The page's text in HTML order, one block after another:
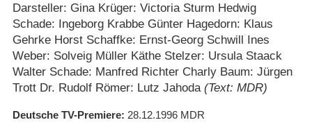
Darsteller: Gina Krüger: Victoria Sturm Hedwig
Schade: Ingeborg Krabbe Günter Hagedorn: Klaus
Gehrke Horst Schaffke: Ernst-Georg Schwill Ines
Weber: Solveig Müller Käthe Stelzer: Ursula Staack
Walter Schade: Manfred Richter Charly Baum: Jürgen
Trott Dr. Rudolf Römer: Lutz Jahoda (Text: MDR)
Deutsche TV-Premiere 28.12.1996 MDR